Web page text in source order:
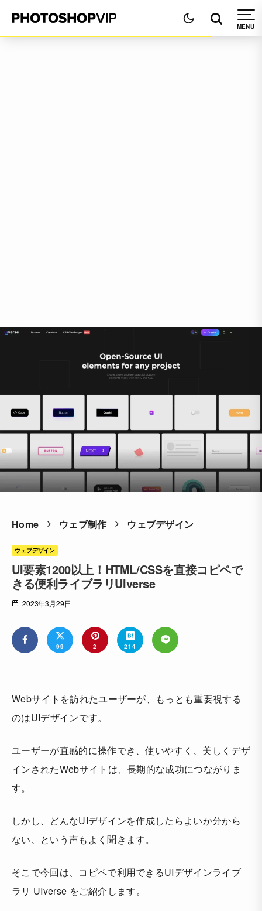
Home ウェブ制作 ウェブデザイン
ウェブデザイン
UI要素1200以上！HTML/CSSを直接コピペで
きる便利ライブラリUIverse
2023年3月29日
99 2 214
Webサイトを訪れたユーザーが、もっとも重要視する
のはUIデザインです。
ユーザーが直感的に操作でき、使いやすく、美しくデザ
インされたWebサイトは、長期的な成功につながりま
す。
しかし、どんなUIデザインを作成したらよいか分から
ない、という声もよく聞きます。
そこで今回は、コピペで利用できるUIデザインライブ
ラリ UIverse をご紹介します。